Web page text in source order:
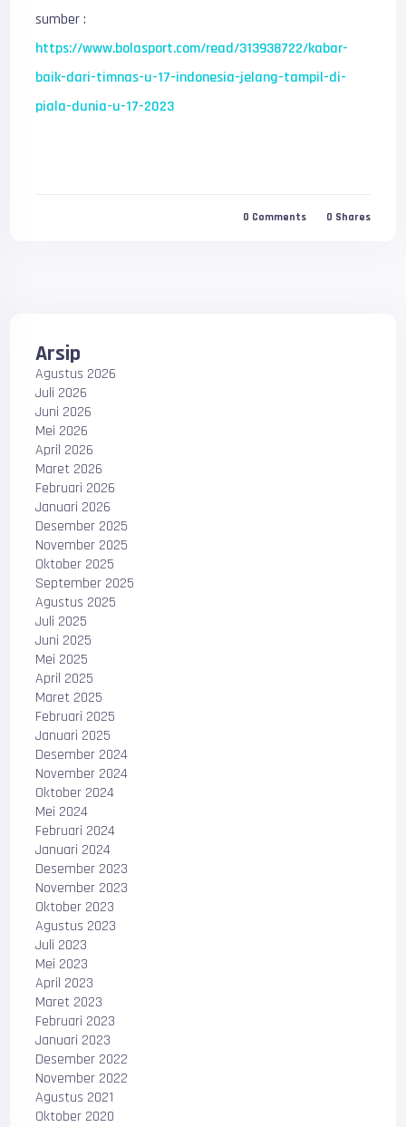
sumber :
https://www.bolasport.com/read/313938722/kabar-
baik-dari-timnas-u-17-indonesia-jelang-tampil-di-
piala-dunia-u-17-2023
0 Comments 0 Shares
Arsip
Agustus 2026
Juli 2026
Juni 2026
Mei 2026
April 2026
Maret 2026
Februari 2026
Januari 2026
Desember 2025
November 2025
Oktober 2025
September 2025
Agustus 2025
Juli 2025
Juni 2025
Mei 2025
April 2025
Maret 2025
Februari 2025
Januari 2025
Desember 2024
November 2024
Oktober 2024
Mei 2024
Februari 2024
Januari 2024
Desember 2023
November 2023
Oktober 2023
Agustus 2023
Juli 2023
Mei 2023
April 2023
Maret 2023
Februari 2023
Januari 2023
Desember 2022
November 2022
Agustus 2021
Oktober 2020